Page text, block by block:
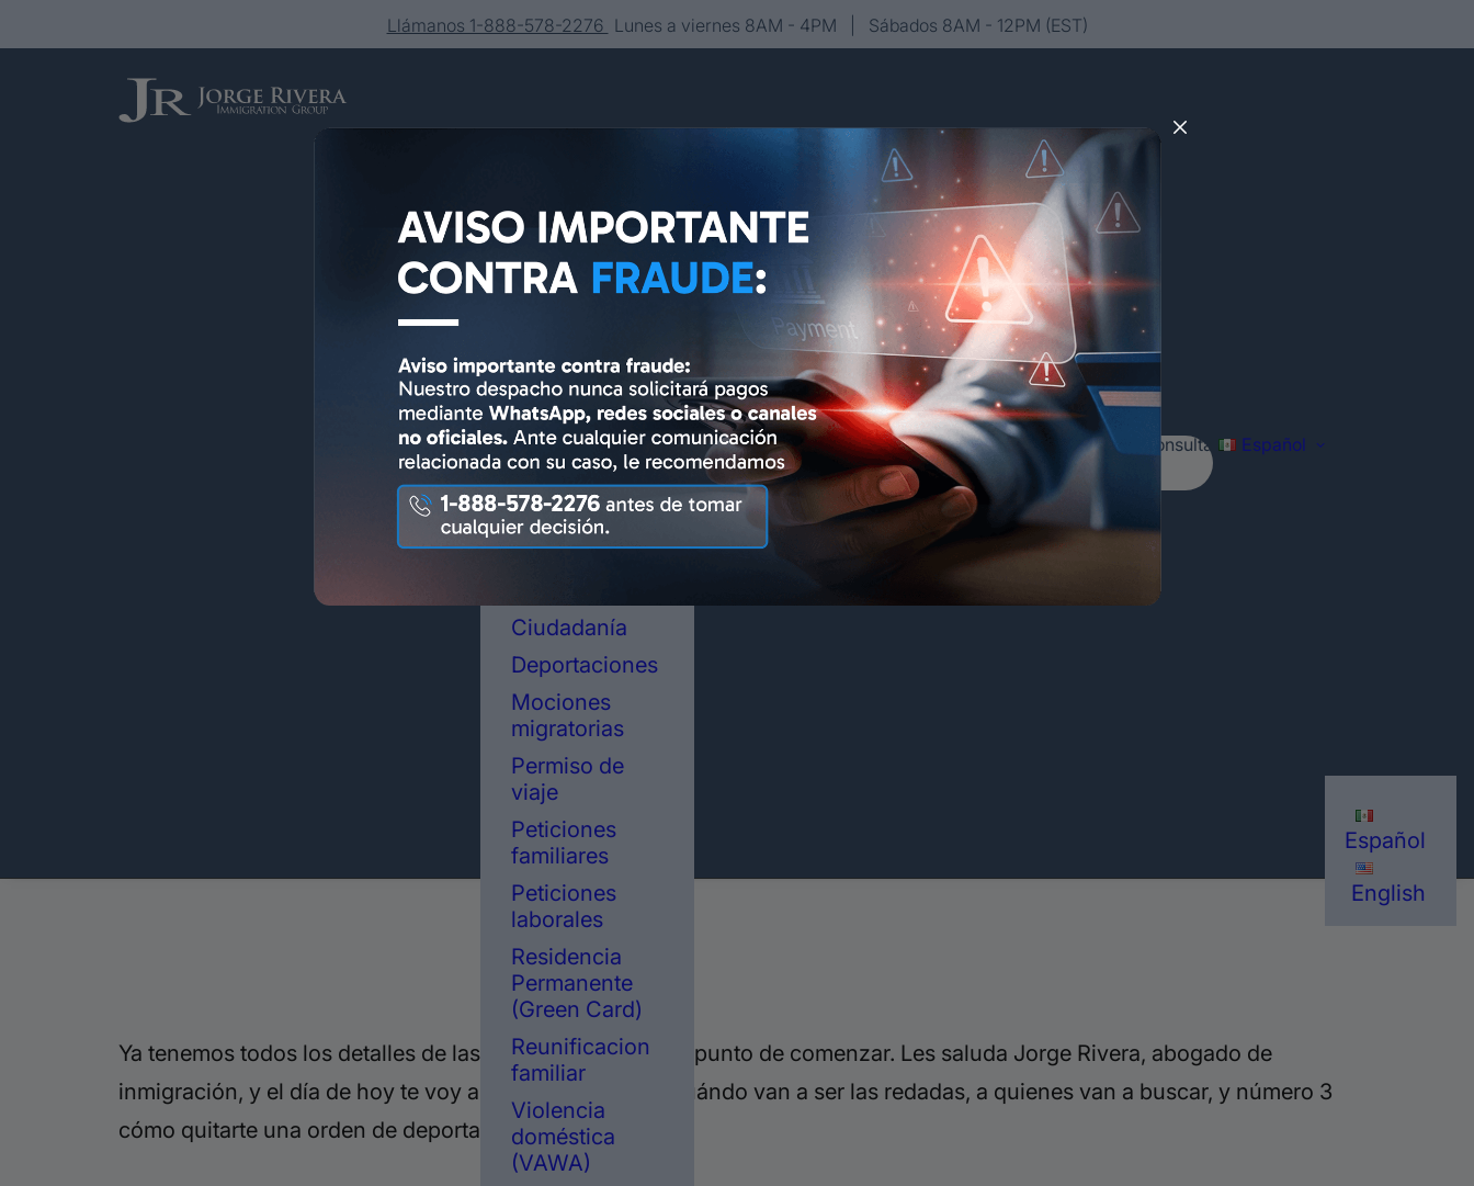
Llámanos 1-888-578-2276 Lunes a viernes 8AM - 4PM | Sábados 8AM - 12PM (EST)
Servicios
Asesoría y
representación
legal en
inmigración
Ciudadanía
Deportaciones
Mociones
migratorias
Permiso de
viaje
Peticiones
familiares
Peticiones
laborales
Residencia
Permanente
(Green Card)
Reunificacion
familiar
Violencia
doméstica
(VAWA)
Conócenos Editorial Contacto Agenda tu consulta Español
Español
English
Ya tenemos todos los detalles de las redadas que están a punto de comenzar. Les saluda Jorge Rivera, abogado de
inmigración, y el día de hoy te voy a estar hablando de cuándo van a ser las redadas, a quienes van a buscar, y número 3
cómo quitarte una orden de deportación.